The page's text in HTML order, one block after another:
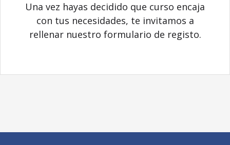
Una vez hayas decidido que curso encaja
con tus necesidades, te invitamos a
rellenar nuestro formulario de registo.